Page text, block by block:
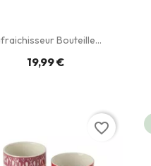
Bouteille...
19,99 €
favorite_border